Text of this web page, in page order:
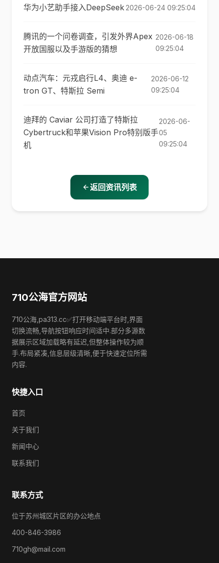
华为小艺助手接入DeepSeek 2026-06-24 09:25:04
腾讯的一个问卷调查，引发外界Apex
开放国服以及手游版的猜想
2026-06-18
09:25:04
动点汽车：元戎启行L4、奥迪 e-
tron GT、特斯拉 Semi
2026-06-12
09:25:04
迪拜的 Caviar 公司打造了特斯拉
Cyber​​truck和苹果Vision Pro特别版手
机
2026-06-
05
09:25:04
返回资讯列表
710公海官方网站
710公海,pa313.cc✅打开移动端平台时,界面
切换流畅,导航按钮响应时间适中.部分多源数
据展示区域加载略有延迟,但整体操作较为顺
手.布局紧凑,信息层级清晰,便于快速定位所需
内容.
快捷入口
首页
关于我们
新闻中心
联系我们
联系方式
位于苏州城区片区的办公地点
400-846-3986
710gh@mail.com